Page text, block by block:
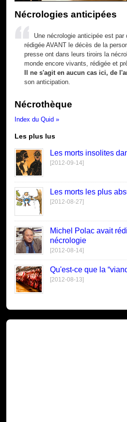
Nécrologies anticipées
Une nécrologie anticipée est par
rédigée AVANT le décès de la
presse ont dans leurs tiroirs la
monde encore vivants, rédigée et
Il ne s'agit en aucun cas ici, de
son anticipation.
Nécrothèque
Index du Quid »
Les plus lus
Les morts insolites
[2012-09-14]
Les morts les plus
[2012-08-27]
Michel Polac avait
nécrologie
[2012-08-14]
Qu'est-ce que la
[2012-08-13]